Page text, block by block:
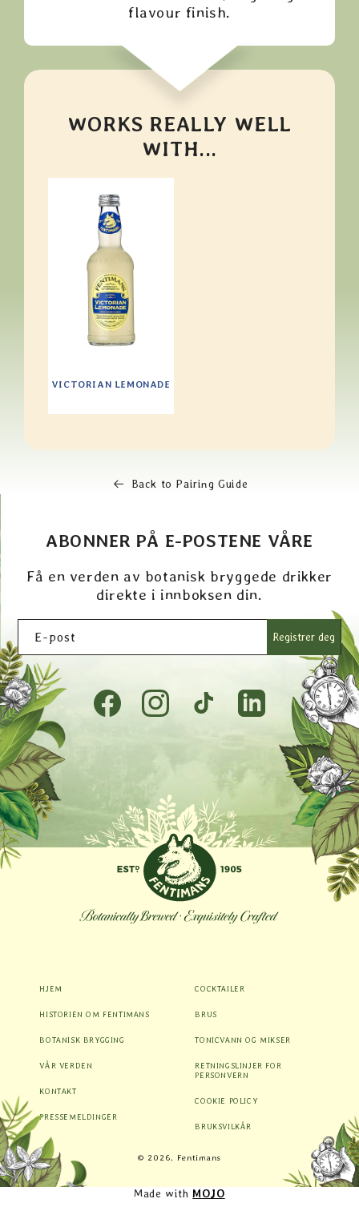
flavour finish.
WORKS REALLY WELL
WITH...
VICTORIAN LEMONADE
Back to Pairing Guide
ABONNER PÅ E-POSTENE VÅRE
Få en verden av botanisk bryggede drikker
direkte i innboksen din.
E-post Registrer deg
FacebookInstagramTikTok Tumblr
HJEM
HISTORIEN OM FENTIMANS
BOTANISK BRYGGING
COCKTAILER
BRUS
TONICVANN OG MIKSER
VÅR VERDEN
KONTAKT
PRESSEMELDINGER
RETNINGSLINJER FOR
PERSONVERN
COOKIE POLICY
BRUKSVILKÅR
© 2026, Fentimans
Made withMOJO